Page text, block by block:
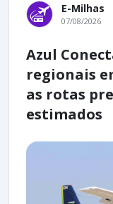
E-Milhas
07/08/2026
Azul
regionais
as rotas
estimados